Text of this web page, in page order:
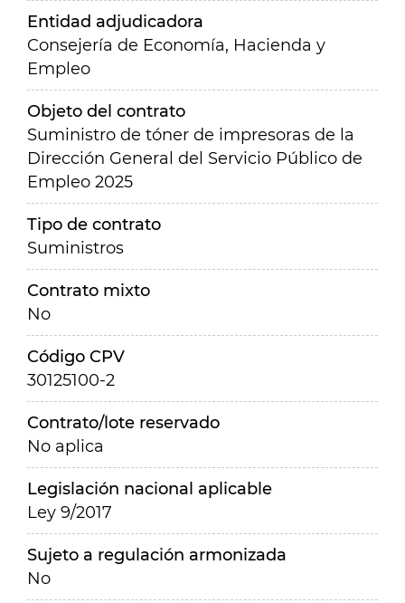
Entidad adjudicadora
Consejería de Economía, Hacienda y
Empleo
Objeto del contrato
Suministro de tóner de impresoras de la
Dirección General del Servicio Público de
Empleo 2025
Tipo de contrato
Suministros
Contrato mixto
No
Código CPV
30125100-2
Contrato/lote reservado
No aplica
Legislación nacional aplicable
Ley 9/2017
Sujeto a regulación armonizada
No